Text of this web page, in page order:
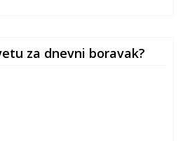
za dnevni boravak?